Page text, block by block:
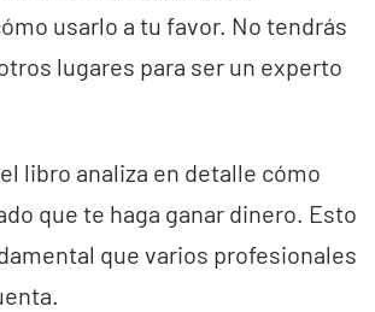
usarlo a tu favor. No tendrás
lugares para ser un experto
libro analiza en detalle cómo
que te haga ganar dinero. Esto
que varios profesionales